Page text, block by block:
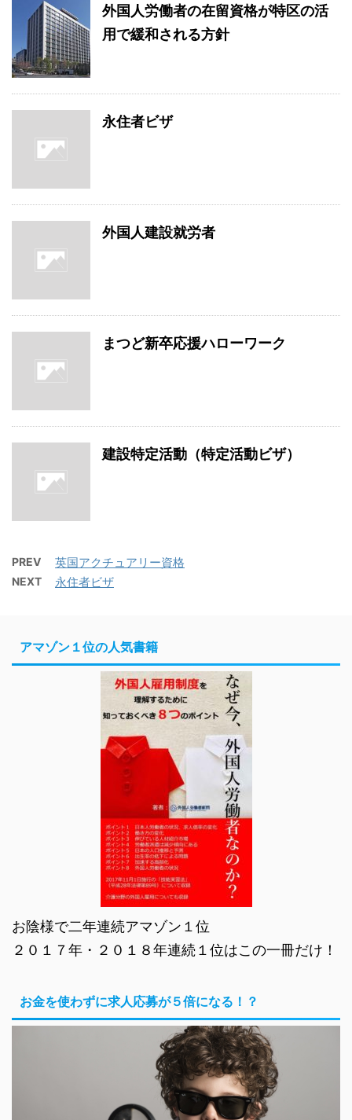
外国人労働者の在留資格が特区の活
用で緩和される方針
永住者ビザ
外国人建設就労者
まつど新卒応援ハローワーク
建設特定活動（特定活動ビザ）
PREV 英国アクチュアリー資格
NEXT 永住者ビザ
アマゾン１位の人気書籍
お陰様で二年連続アマゾン１位
２０１７年・２０１８年連続１位はこの一冊だけ！
お金を使わずに求人応募が５倍になる！？